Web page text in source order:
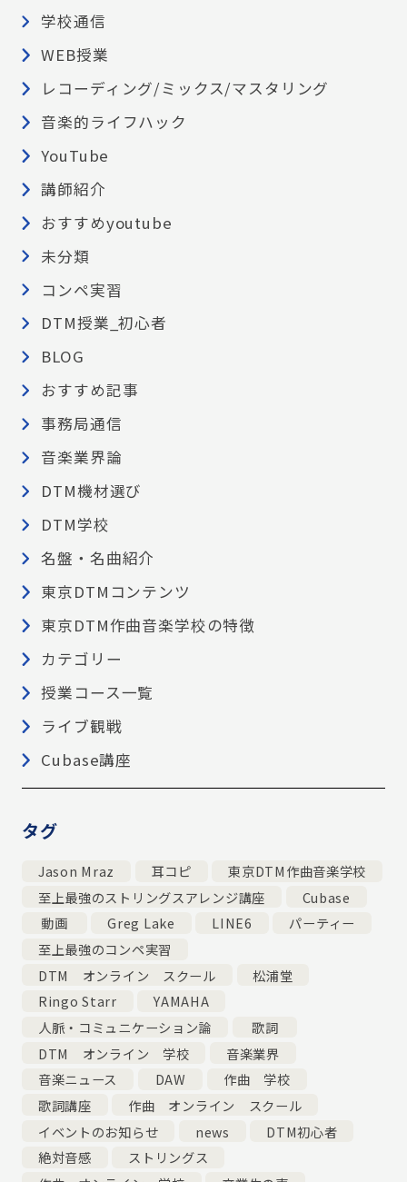
学校通信
WEB授業
レコーディング/ミックス/マスタリング
音楽的ライフハック
YouTube
講師紹介
おすすめyoutube
未分類
コンペ実習
DTM授業_初心者
BLOG
おすすめ記事
事務局通信
音楽業界論
DTM機材選び
DTM学校
名盤・名曲紹介
東京DTMコンテンツ
東京DTM作曲音楽学校の特徴
カテゴリー
授業コース一覧
ライブ観戦
Cubase講座
タグ
Jason Mraz 耳コピ
東京DTM作曲音楽学校
至上最強のストリングスアレンジ講座
Cubase
動画
Greg Lake LINE6
パーティー
至上最強のコンペ実習
DTM オンライン スクール
松浦堂
Ringo Starr
YAMAHA
人脈・コミュニケーション論
歌詞
DTM オンライン 学校
音楽業界
音楽ニュース
DAW
作曲 学校
歌詞講座
作曲 オンライン スクール
イベントのお知らせ
news
DTM初心者
絶対音感
ストリングス